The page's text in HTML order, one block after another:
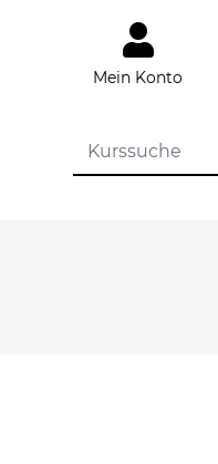
Mein Konto